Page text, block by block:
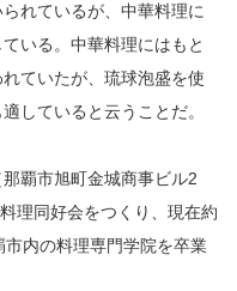
れているが、中華料理に
いる。中華料理にはもと
ていたが、琉球泡盛を使
していると云うことだ。
覇市旭町金城商事ビル2
理同好会をつくり、現在約
内の料理専門学院を卒業